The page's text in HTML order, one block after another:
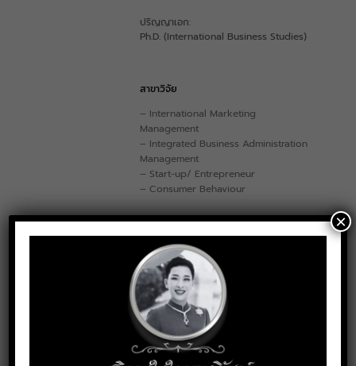
ปริญญาเอก:
Ph.D. (International Business Studies)
สาขาวิจัย
– International Marketing
Management
– Integrated Business Administration
Management
– Start-up/ Entrepreneur
– Consumer Behaviour
การติดต่อ
Email:
sudaporn.sa@kmitl.ac.th
Social Media
×